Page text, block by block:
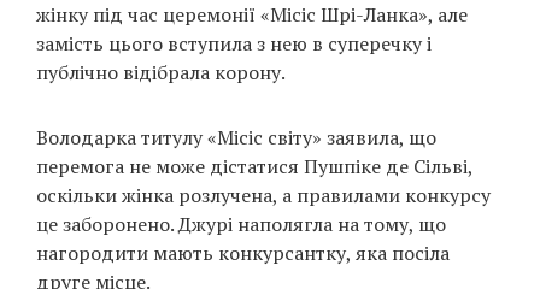
EN
RU
жінку під час церемонії «Місіс Шрі-Ланка», але
замість цього вступила з нею в суперечку і
публічно відібрала корону.
Володарка титулу «Місіс світу» заявила, що
перемога не може дістатися Пушпіке де Сільві,
оскільки жінка розлучена, а правилами конкурсу
це заборонено. Джурі наполягла на тому, що
нагородити мають конкурсантку, яка посіла
друге місце.